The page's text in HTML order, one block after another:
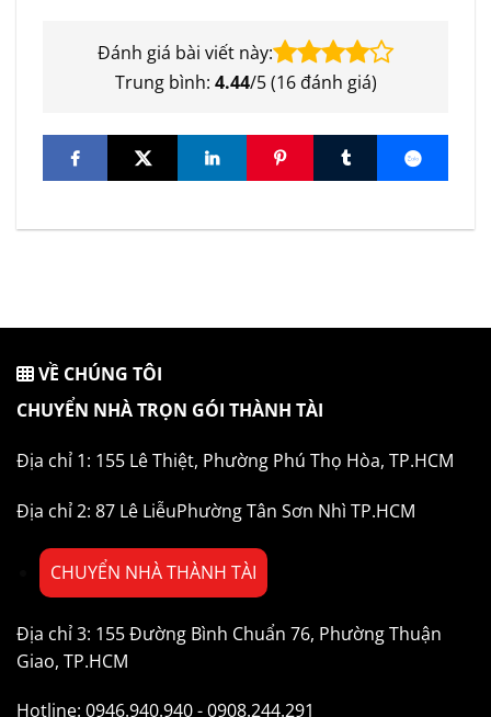
Đánh giá bài viết này:
Trung bình: 4.44/5 (16đánh giá)
VỀ CHÚNG TÔI
CHUYỂN NHÀ TRỌN GÓI THÀNH TÀI
Địa chỉ 1: 155 Lê Thiệt, Phường Phú Thọ Hòa, TP.HCM
Địa chỉ 2: 87 Lê LiễuPhường Tân Sơn Nhì TP.HCM
CHUYỂN NHÀ THÀNH TÀI
Địa chỉ 3: 155 Đường Bình Chuẩn 76, Phường Thuận
Giao, TP.HCM
Hotline: 0946.940.940 - 0908.244.291